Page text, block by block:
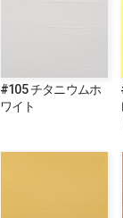
#105 チタニウムホ
ワイト